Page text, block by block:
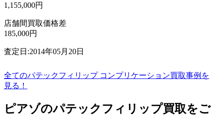
1,155,000円
店舗間買取価格差
185,000円
査定日:2014年05月20日
全てのパテックフィリップ コンプリケーション買取事例を
見る！
ピアゾのパテックフィリップ買取をご